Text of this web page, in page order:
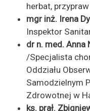
herbat, przypraw
mgr inż. Irena
Inspektor
dr n. med. Anna
/Specjalista
Oddziału
Samodzielnym
Zdrowotnej w
ks. prał.